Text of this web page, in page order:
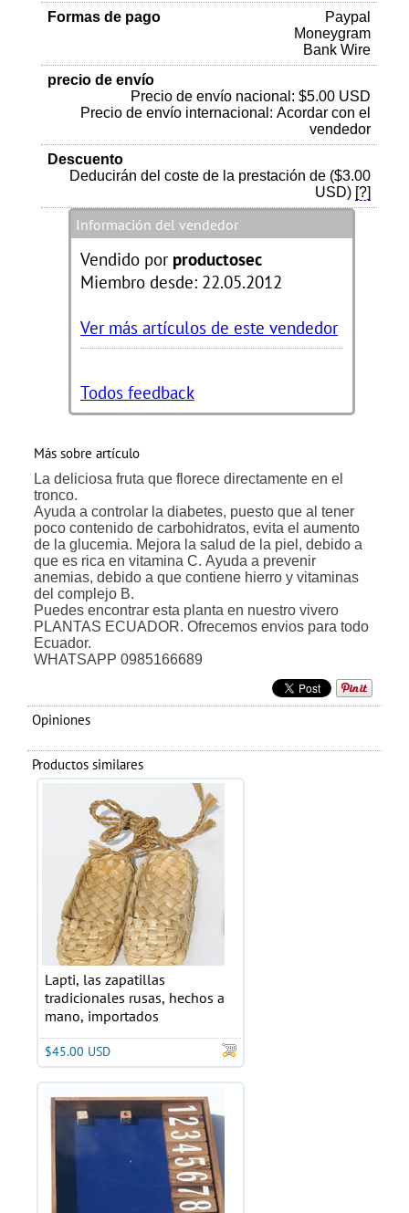
Formas de pago
Paypal
Moneygram
Bank Wire
precio de envío
Precio de envío nacional: $5.00 USD
Precio de envío internacional: Acordar con el
vendedor
Descuento
Deducirán del coste de la prestación de ($3.00
USD) [?]
Información del vendedor
Vendido por productosec
Miembro desde: 22.05.2012
Ver más artículos de este vendedor
Todos feedback
Más sobre artículo
La deliciosa fruta que florece directamente en el
tronco.
Ayuda a controlar la diabetes, puesto que al tener
poco contenido de carbohidratos, evita el aumento
de la glucemia. Mejora la salud de la piel, debido a
que es rica en vitamina C. Ayuda a prevenir
anemias, debido a que contiene hierro y vitaminas
del complejo B.
Puedes encontrar esta planta en nuestro vivero
PLANTAS ECUADOR. Ofrecemos envios para todo
Ecuador.
WHATSAPP 0985166689
Opiniones
Productos similares
Lapti, las zapatillas
tradicionales rusas, hechos a
mano, importados
$45.00 USD